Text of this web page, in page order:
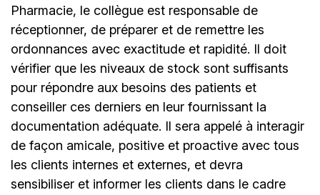
Pharmacie, le collègue est responsable de
réceptionner, de préparer et de remettre les
ordonnances avec exactitude et rapidité. Il doit
vérifier que les niveaux de stock sont suffisants
pour répondre aux besoins des patients et
conseiller ces derniers en leur fournissant la
documentation adéquate. Il sera appelé à interagir
de façon amicale, positive et proactive avec tous
les clients internes et externes, et devra
sensibiliser et informer les clients dans le cadre